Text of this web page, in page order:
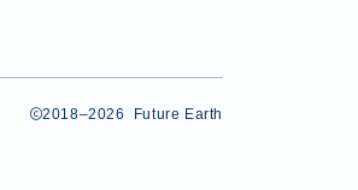
2018–2026 Future Earth